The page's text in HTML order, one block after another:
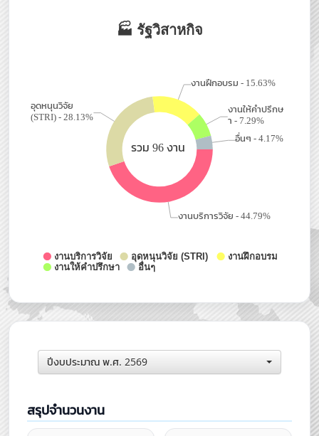
สำนักคอมพิวเตอร์และเทคโนโลยีสารสนเทศ (ICIT)
ภัสชาธร พวงลูกอิน
โทร.5604
กนกวรรณ จิตต์งามขำ
พาฝัน คงเจริญ โทร.2276
ปีงบประมาณ พ.ศ. 2569
สรุปจำนวนงาน